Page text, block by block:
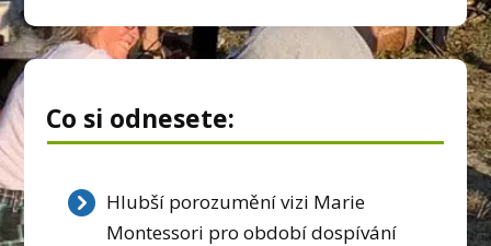
Co si odnesete:
Hlubší porozumění vizi Marie
Montessori pro období dospívání